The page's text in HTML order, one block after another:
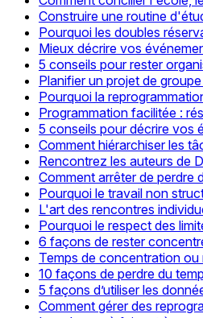
Construire une routine
Pourquoi les doubles
Mieux décrire vos
5 conseils pour rester
Planifier un projet de
Pourquoi la
Programmation facilitée :
5 conseils pour décrire vos
Comment hiérarchiser les
Rencontrez les auteurs de
Comment arrêter de perdre
Pourquoi le travail non
L'art des rencontres
Pourquoi le respect des
6 façons de rester
Temps de concentration
10 façons de perdre du
5 façons d’utiliser les
Comment gérer des